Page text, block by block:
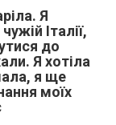
Я
Італії,
до
Я хотіла
я ще
моїх